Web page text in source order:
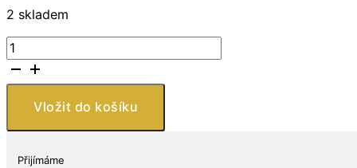
2 skladem
Stříbrná
mince
100
Fučík
100.
Vložit do košíku
Přijímáme